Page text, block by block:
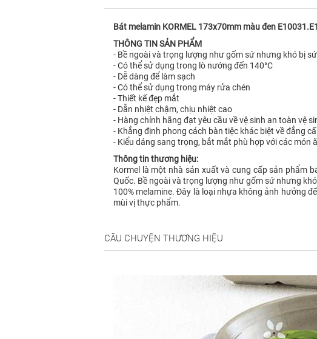
Bát melamin KORMEL 173x70mm màu đen
THÔNG TIN SẢN PHẨM
- Bề ngoài và trọng lượng như gốm sứ nhưng khó bị
- Có thể sử dụng trong lò nướng đến 140°C
- Dễ dàng để làm sạch
- Có thể sử dụng trong máy rửa chén
- Thiết kế đẹp mắt
- Dẫn nhiệt chậm, chịu nhiệt cao
- Hàng chính hãng đạt yêu cầu về vệ sinh an toàn vệ
- Khẳng định phong cách bàn tiệc khác biệt về đẳng
- Kiểu dáng sang trọng, bắt mắt phù hợp với các món
Thông tin thương hiệu:
Kormel là một nhà sản xuất và cung cấp sản phẩm
Quốc. Bề ngoài và trọng lượng như gốm sứ nhưng
100% melamine. Đây là loại nhựa không ảnh hưởng
mùi vị thực phẩm.
CÂU CHUYỆN THƯƠNG HIỆU